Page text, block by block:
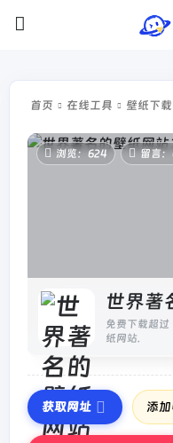
首页 在线工具 壁纸下载
浏览：624 留言
世界著
免费下载超
纸网站.
获取网址 添